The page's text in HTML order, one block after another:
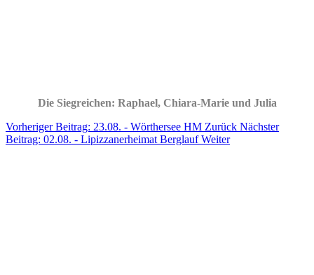
Die Siegreichen: Raphael, Chiara-Marie und Julia
Vorheriger Beitrag: 23.08. - Wörthersee HM Zurück Nächster
Beitrag: 02.08. - Lipizzanerheimat BerglaufWeiter